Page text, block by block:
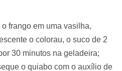
frango em uma vasilha,
o colorau, o suco de 2
30 minutos na geladeira;
o quiabo com o auxílio de